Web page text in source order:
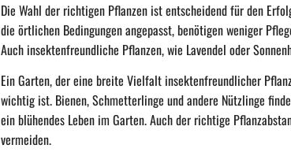
Die Wahl der richtigen Pflanzen ist entscheidend für den
die örtlichen Bedingungen angepasst, benötigen weniger
Auch insektenfreundliche Pflanzen, wie Lavendel oder
Ein Garten, der eine breite Vielfalt insektenfreundlicher
wichtig ist. Bienen, Schmetterlinge und andere Nützlinge
ein blühendes Leben im Garten. Auch der richtige
vermeiden.